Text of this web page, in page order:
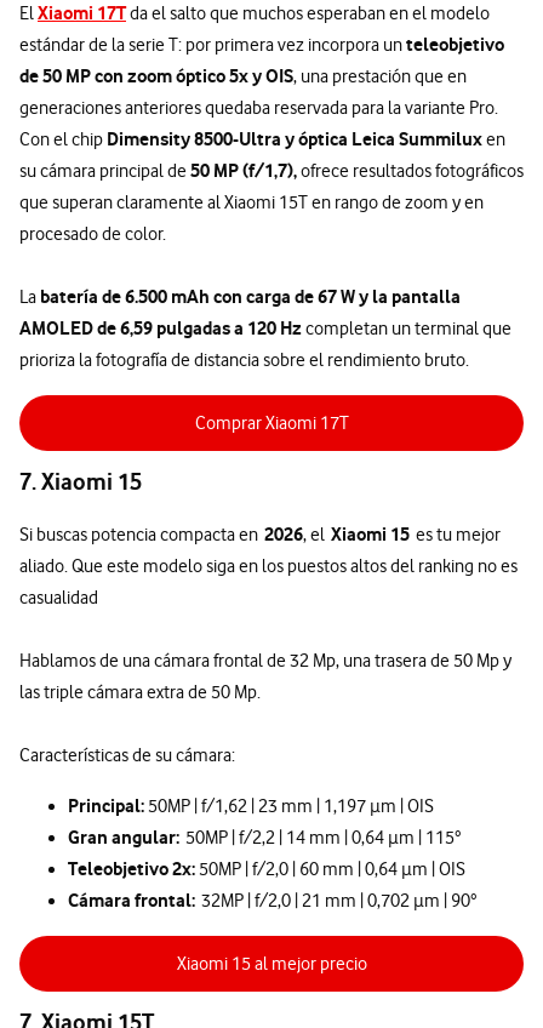
ElXiaomi 17Tda el salto que muchos esperaban en el modelo
estándar de la serie T: por primera vez incorpora unteleobjetivo
de 50 MP con zoom óptico 5x y OIS, una prestación que en
generaciones anteriores quedaba reservada para la variante Pro.
Con el chip Dimensity 8500-Ultra y óptica Leica Summiluxen
su cámara principal de50 MP (f/1,7),ofrece resultados fotográficos
que superan claramente al Xiaomi 15T en rango de zoom y en
procesado de color.
La batería de 6.500 mAh con carga de 67 W y la pantalla
AMOLED de 6,59 pulgadas a 120 Hzcompletan un terminal que
prioriza la fotografía de distancia sobre el rendimiento bruto.
Comprar Xiaomi 17T
7. Xiaomi 15
Si buscas potencia compacta en 2026, el Xiaomi 15 es tu mejor
aliado. Que este modelo siga en los puestos altos del ranking no es
casualidad
Hablamos de una cámara frontal de 32 Mp, una trasera de 50 Mp y
las triple cámara extra de 50 Mp.
Características de su cámara:
Principal: 50MP | f/1,62 | 23 mm | 1,197 µm | OIS
Gran angular: 50MP | f/2,2 | 14 mm | 0,64 µm | 115°
Teleobjetivo 2x: 50MP | f/2,0 | 60 mm | 0,64 µm | OIS
Cámara frontal: 32MP | f/2,0 | 21 mm | 0,702 µm | 90°
Xiaomi 15 al mejor precio